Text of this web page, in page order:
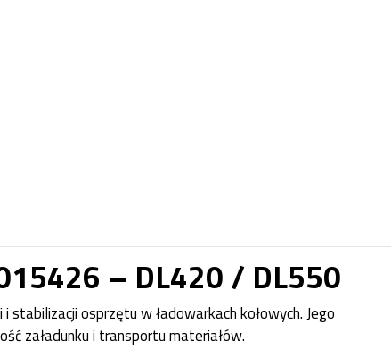
– DL420 / DL550
osprzętu w ładowarkach kołowych. Jego
załadunku i transportu materiałów.